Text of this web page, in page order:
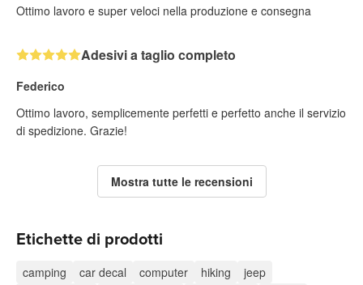
Ottimo lavoro e super veloci nella produzione e consegna
Adesivi a taglio completo
Federico
Ottimo lavoro, semplicemente perfetti e perfetto anche il servizio
di spedizione. Grazie!
Mostra tutte le recensioni
Etichette di prodotti
camping car decal computer hiking
jeep